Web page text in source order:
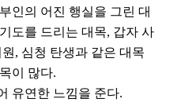
인의 어진 행실을 그린 대
도를 드리는 대목, 갑자 사
, 심청 탄생과 같은 대목
이 많다.
유연한 느낌을 준다.